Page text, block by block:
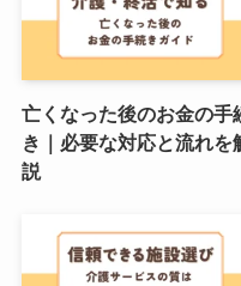
亡くなった後のお金の手
き｜必要な対応と流れを
説